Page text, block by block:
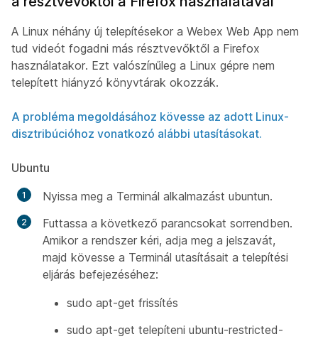
A Linux néhány új telepítésekor a Webex Web App nem
tud videót fogadni más résztvevőktől a Firefox
használatakor. Ezt valószínűleg a Linux gépre nem
telepített hiányzó könyvtárak okozzák.
A probléma megoldásához kövesse az adott Linux-
disztribúcióhoz vonatkozó alábbi utasításokat.
Ubuntu
Nyissa meg a Terminál alkalmazást ubuntun.
Futtassa a következő parancsokat sorrendben.
Amikor a rendszer kéri, adja meg a jelszavát,
majd kövesse a Terminál utasításait a telepítési
eljárás befejezéséhez:
sudo apt-get frissítés
sudo apt-get telepíteni ubuntu-restricted-